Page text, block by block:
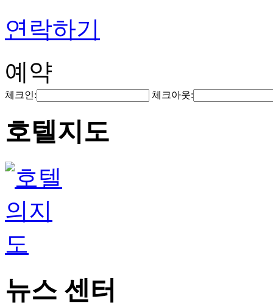
연락하기
예약
체크인: 체크아웃:
호텔지도
뉴스 센터